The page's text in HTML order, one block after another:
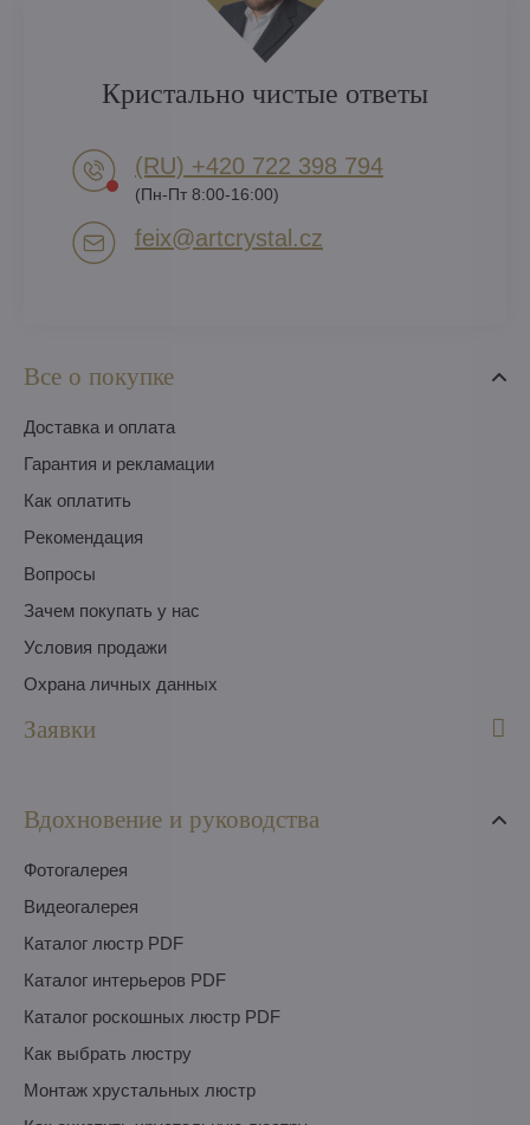
Все о покупке
Доставка и оплата
Гарантия и рекламации
Как оплатить
Pекомендация
Вопросы
Зачем покупать у нас
Условия продажи
Охрана личных данных
Заявки
Вдохновение и руководства
Фотогалерея
Видеогалерея
Каталог люстр PDF
Каталог интерьеров PDF
Каталог роскошных люстр PDF
Как выбрать люстру
Монтаж хрустальных люстр
Кристально чистые ответы
(RU) +420 722 398 794​
(Пн-Пт 8:00-16:00)
feix​@artcrystal​.cz